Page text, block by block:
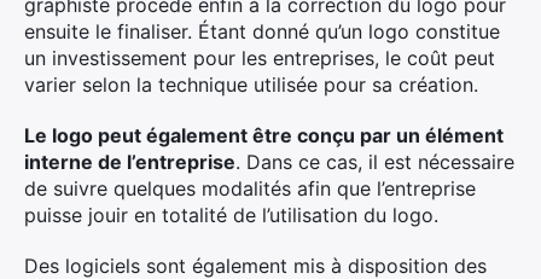
graphiste procède enfin à la correction du logo pour
ensuite le finaliser. Étant donné qu’un logo constitue
un investissement pour les entreprises, le coût peut
varier selon la technique utilisée pour sa création.
Le logo peut également être conçu par un élément
interne de l’entreprise. Dans ce cas, il est nécessaire
de suivre quelques modalités afin que l’entreprise
puisse jouir en totalité de l’utilisation du logo.
Des logiciels sont également mis à disposition des